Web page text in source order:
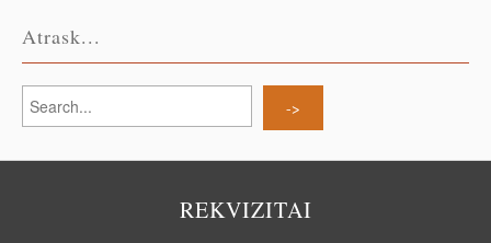
Atrask...
REKVIZITAI